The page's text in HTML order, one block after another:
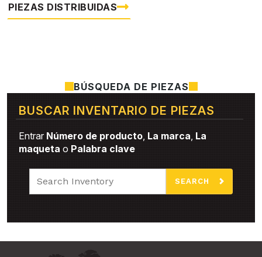
PIEZAS DISTRIBUIDAS
BÚSQUEDA DE PIEZAS
BUSCAR INVENTARIO DE PIEZAS
Entrar Número de producto La marca La
maqueta o Palabra clave
SEARCH